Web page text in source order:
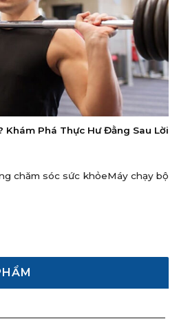
Khám Phá Thực Hư Đằng Sau Lời
chăm sóc sức khỏeMáy chạy bộ